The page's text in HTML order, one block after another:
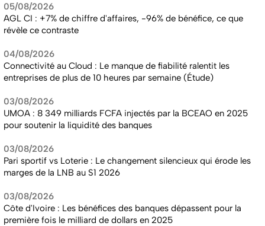
05/08/2026
AGL CI : +7% de chiffre d'affaires, -96% de bénéfice, ce que
révèle ce contraste
04/08/2026
Connectivité au Cloud : Le manque de fiabilité ralentit les
entreprises de plus de 10 heures par semaine (Étude)
03/08/2026
UMOA : 8 349 milliards FCFA injectés par la BCEAO en 2025
pour soutenir la liquidité des banques
03/08/2026
Pari sportif vs Loterie : Le changement silencieux qui érode les
marges de la LNB au S1 2026
03/08/2026
Côte d'Ivoire : Les bénéfices des banques dépassent pour la
première fois le milliard de dollars en 2025